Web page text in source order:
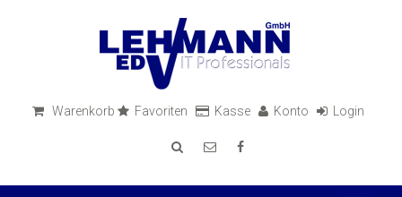
Warenkorb Favoriten Kasse Konto Login